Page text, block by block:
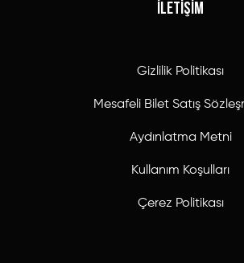
İLETİŞİM
Gizlilik Politikası
Mesafeli Bilet Satış
Aydınlatma Metni
Kullanım Koşulları
Çerez Politikası